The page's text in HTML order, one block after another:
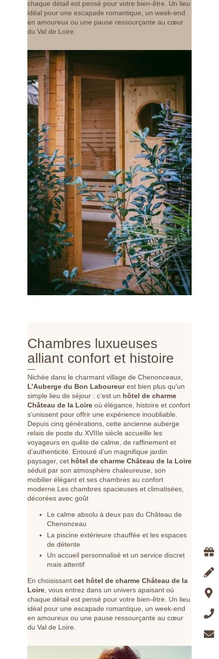
chaque détail est pensé pour votre bien-être. Un lieu
idéal pour une escapade romantique, un week-end
en amoureux ou une pause ressourçante au cœur
du Val de Loire.
Chambres luxueuses
alliant confort et histoire
Nichée dans le charmant village de Chenonceaux,
L’Auberge du Bon Laboureurest bien plus qu’un
simple lieu de séjour : c’est un hôtel de charme
Château de la Loire où élégance, histoire et confort
s’unissent pour offrir une expérience inoubliable.
Depuis cinq générations, cette ancienne auberge
relais de poste du XVIIIe siècle accueille les
voyageurs en quête de calme, de raffinement et
d’authenticité. Entouré d’un magnifique jardin
paysager, cet hôtel de charme Château de la Loire
séduit par son atmosphère chaleureuse, son
mobilier élégant et ses chambres au confort
moderne.Les chambres spacieuses et climatisées,
décorées avec goût
Le calme absolu à deux pas du Château de
Chenonceau
La piscine extérieure chauffée et les espaces
de détente
Un accueil personnalisé et un service discret
mais attentif
En choisissant cet hôtel de charme Château de la
Loire , vous entrez dans un univers apaisant où
chaque détail est pensé pour votre bien-être. Un lieu
idéal pour une escapade romantique, un week-end
en amoureux ou une pause ressourçante au cœur
du Val de Loire.
Nousécrire
Votre évènement
Type d'évènement
Nombre de participants *
Réservation de salle(s) de réunion
Heure d'arrivée
Date de départ*:
Heure de départ
Vos coordonnées
Société :
*
Adresse *:
Code postal * :
Nousécrire
Nom*:
Prénom*:
Téléphone :
Message :
WiFi
gratuit
Coffre fort
Noséquipements
Notre salle de séminaire dispose de :
Paperboard Wifi
Vidéoprojecteur
protection de votre vie privée
Conformément au Règlement Général sur la Protection des
Données (RGPD : n° 2016-679), je demande via ce
formulaire à exercer mes droits relatifs à la protection de la
vie privée. Les informations demandées, ci-dessous, nous
permettront de retrouver ces données afin de faire exercer
le droit souhaité.
Nom*:
*
Email :
Adresse :
Code postal :
Message :